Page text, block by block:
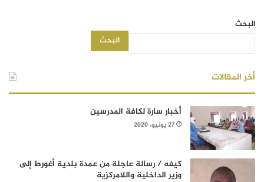
البحث
البحث
أخر المقالات
أخبار سارة لكافة المدرسين
27 يونيو، 2020
كيفه / رسالة عاجلة من عمدة بلدية أغورط إلى
وزير الداخلية واللامركزية